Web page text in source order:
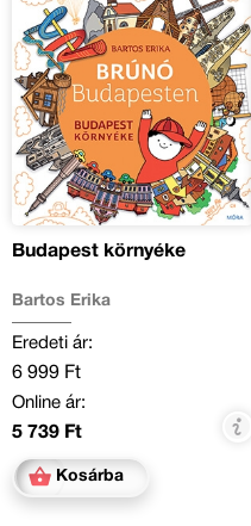
Budapest környéke
Bartos Erika
Eredeti ár:
6 999 Ft
Online ár:
5 739 Ft
Kosárba